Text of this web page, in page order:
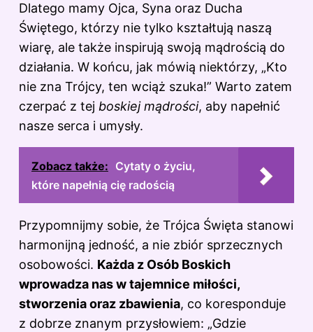
Dlatego mamy Ojca, Syna oraz Ducha
Świętego, którzy nie tylko kształtują naszą
wiarę, ale także inspirują swoją mądrością do
działania. W końcu, jak mówią niektórzy, „Kto
nie zna Trójcy, ten wciąż szuka!” Warto zatem
czerpać z tej boskiej mądrości, aby napełnić
nasze serca i umysły.
Zobacz także: Cytaty o życiu,
które napełnią cię radością
Przypomnijmy sobie, że Trójca Święta stanowi
harmonijną jedność, a nie zbiór sprzecznych
osobowości. Każda z Osób Boskich
wprowadza nas w tajemnice miłości,
stworzenia oraz zbawienia, co koresponduje
z dobrze znanym przysłowiem: „Gdzie